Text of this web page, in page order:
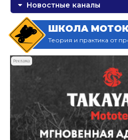
Новостные каналы
ШКОЛА
Теория и практика от
Реклама